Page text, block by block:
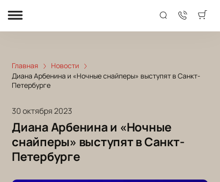
Главная
Новости
Диана Арбенина и «Ночные снайперы» выступят в Санкт-
Петербурге
30 октября 2023
Диана Арбенина и «Ночные
снайперы» выступят в Санкт-
Петербурге